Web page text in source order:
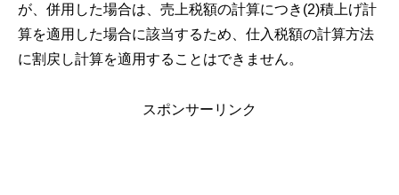
が、併用した場合は、売上税額の計算につき(2)積上げ計
算を適用した場合に該当するため、仕入税額の計算方法
に割戻し計算を適用することはできません。
スポンサーリンク